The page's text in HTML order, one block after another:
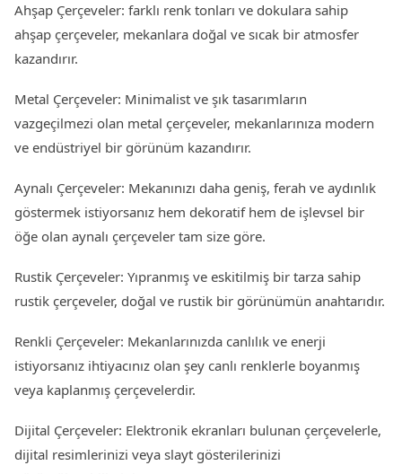
Ahşap Çerçeveler: farklı renk tonları ve dokulara sahip
ahşap çerçeveler, mekanlara doğal ve sıcak bir atmosfer
kazandırır.
Metal Çerçeveler: Minimalist ve şık tasarımların
vazgeçilmezi olan metal çerçeveler, mekanlarınıza modern
ve endüstriyel bir görünüm kazandırır.
Aynalı Çerçeveler: Mekanınızı daha geniş, ferah ve aydınlık
göstermek istiyorsanız hem dekoratif hem de işlevsel bir
öğe olan aynalı çerçeveler tam size göre.
Rustik Çerçeveler: Yıpranmış ve eskitilmiş bir tarza sahip
rustik çerçeveler, doğal ve rustik bir görünümün anahtarıdır.
Renkli Çerçeveler: Mekanlarınızda canlılık ve enerji
istiyorsanız ihtiyacınız olan şey canlı renklerle boyanmış
veya kaplanmış çerçevelerdir.
Dijital Çerçeveler: Elektronik ekranları bulunan çerçevelerle,
dijital resimlerinizi veya slayt gösterilerinizi